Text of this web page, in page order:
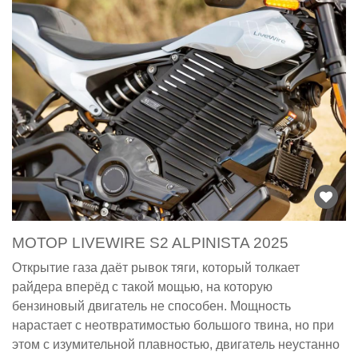
МОТОР LIVEWIRE S2 ALPINISTA 2025
Открытие газа даёт рывок тяги, который толкает
райдера вперёд с такой мощью, на которую
бензиновый двигатель не способен. Мощность
нарастает с неотвратимостью большого твина, но при
этом с изумительной плавностью, двигатель неустанно